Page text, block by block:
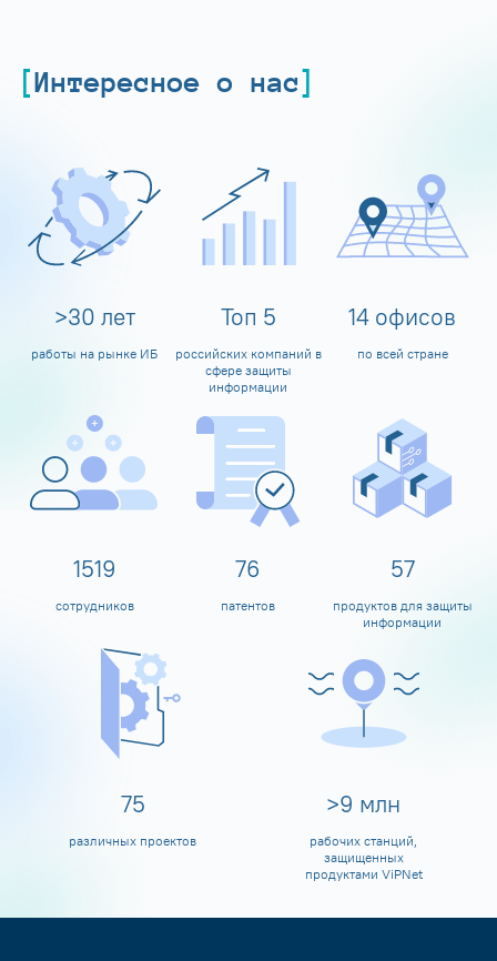
Интересное о нас
>30 лет
работы на рынке ИБ
Топ 5
российских компаний в
сфере защиты
информации
14 офисов
по всей стране
1600
сотрудников
80
патентов
60
продуктов для защиты
информации
80
различных проектов
>10 млн
рабочих станций,
защищенных
продуктами ViPNet